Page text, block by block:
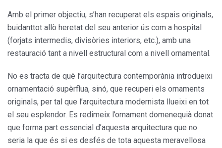
Amb el primer objectiu, s’han recuperat els espais originals,
buidanttot allò heretat del seu anterior ús com a hospital
(forjats intermedis, divisòries interiors, etc.), amb una
restauració tant a nivell estructural com a nivell ornamental.
No es tracta de què l’arquitectura contemporània introdueixi
ornamentació supèrflua, sinó, que recuperi els ornaments
originals, per tal que l’arquitectura modernista llueixi en tot
el seu esplendor. Es redimeix l’ornament domenequià donat
que forma part essencial d’aquesta arquitectura que no
seria la que és si es desfés de tota aquesta meravellosa